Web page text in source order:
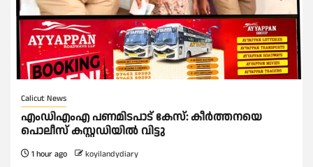
Calicut News
എംഡിഎംഎ പണമിടപാട് കേസ്: കീർത്തനയെ
പൊലീസ് കസ്റ്റഡിയിൽ വിട്ടു
1 hour ago koyilandydiary